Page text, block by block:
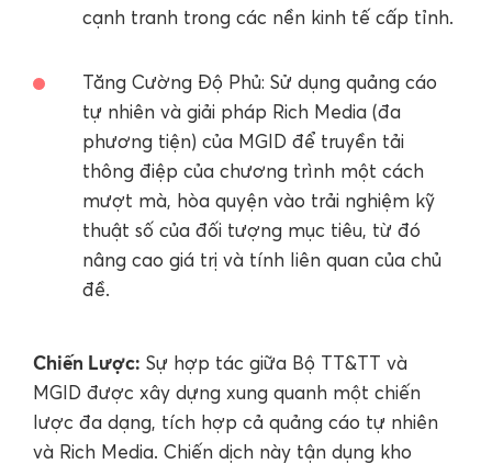
cạnh tranh trong các nền kinh tế cấp tỉnh.
Tăng Cường Độ Phủ: Sử dụng quảng cáo
tự nhiên và giải pháp Rich Media (đa
phương tiện) của MGID để truyền tải
thông điệp của chương trình một cách
mượt mà, hòa quyện vào trải nghiệm kỹ
thuật số của đối tượng mục tiêu, từ đó
nâng cao giá trị và tính liên quan của chủ
đề.
Chiến Lược: Sự hợp tác giữa Bộ TT&TT và
MGID được xây dựng xung quanh một chiến
lược đa dạng, tích hợp cả quảng cáo tự nhiên
và Rich Media. Chiến dịch này tận dụng kho